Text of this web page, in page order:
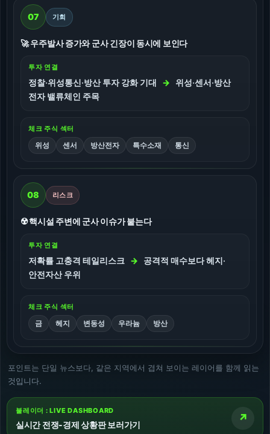
07 기회
🚀 우주발사 증가와 군사 긴장이 동시에 보인다
투자 연결
정찰·위성통신·방산 투자 강화 기대 →
위성·센서·방산
전자 밸류체인 주목
체크 주식 섹터
위성 센서 방산전자 특수소재 통신
08 리스크
☢️ 핵시설 주변에 군사 이슈가 붙는다
투자 연결
저확률 고충격 테일리스크 →
공격적 매수보다 헤지·
안전자산 우위
체크 주식 섹터
금 헤지 변동성 우라늄 방산
포인트는 단일 뉴스보다, 같은 지역에서 겹쳐 보이는 레이어를 함께 읽는
것입니다.
불레이더 : LIVE DASHBOARD
실시간 전쟁-경제 상황판 보러가기
↗